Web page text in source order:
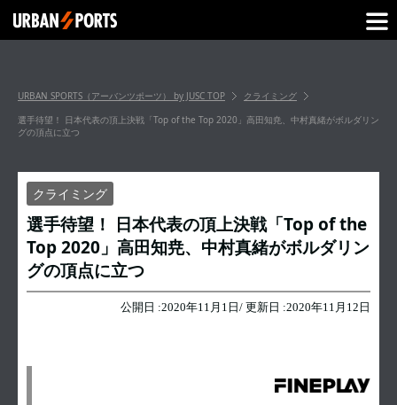
URBAN SPORTS（アーバンツポーツ） by JUSC TOP
クライミング
選手待望！ 日本代表の頂上決戦「Top of the Top 2020」高田知尭、中村真緒がボルダリン
グの頂点に立つ
クライミング
選手待望！ 日本代表の頂上決戦「Top of the
Top 2020」高田知尭、中村真緒がボルダリン
グの頂点に立つ
公開日 :2020年11月1日 / 更新日 :2020年11月12日